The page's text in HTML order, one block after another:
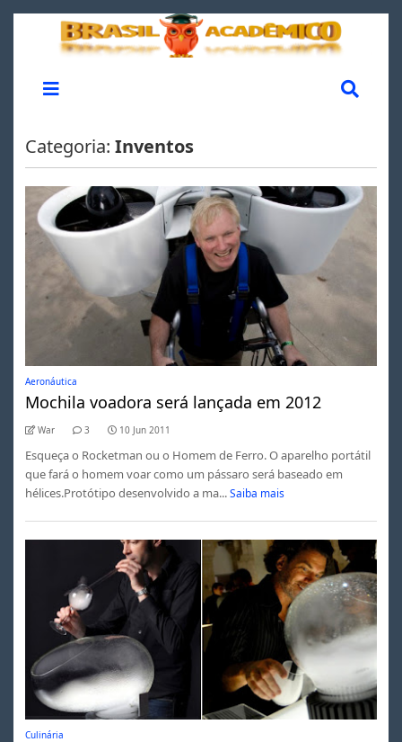
Categoria: Inventos
Aeronáutica
Mochila voadora será lançada em 2012
War 3 10 Jun 2011
Esqueça o Rocketman ou o Homem de Ferro. O aparelho portátil
que fará o homem voar como um pássaro será baseado em
hélices.Protótipo desenvolvido a ma... Saiba mais
Culinária